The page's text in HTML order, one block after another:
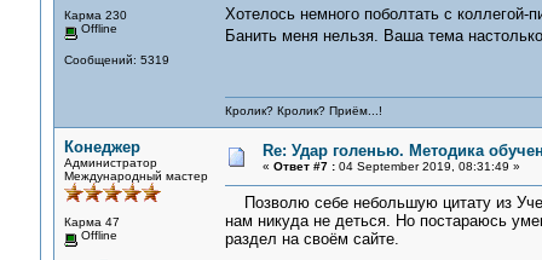
Карма 230
Offline
Сообщений: 5319
Хотелось немного поболтать с коллегой-
Банить меня нельзя. Ваша тема
Кролик? Кролик? Приём...!
Конеджер
Администратор
Международный мастер
Карма 47
Offline
Re: Удар голенью. Методика
« Ответ #7 :04 September 2019, 08:31:49 »
Позволю себе небольшую цитату из
нам никуда не деться. Но постараюсь
раздел на своём сайте.